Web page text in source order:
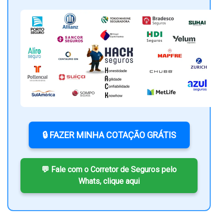
🔒 FAZER MINHA COTAÇÃO GRÁTIS
💬 Fale com o Corretor de Seguros pelo
Whats, clique aqui